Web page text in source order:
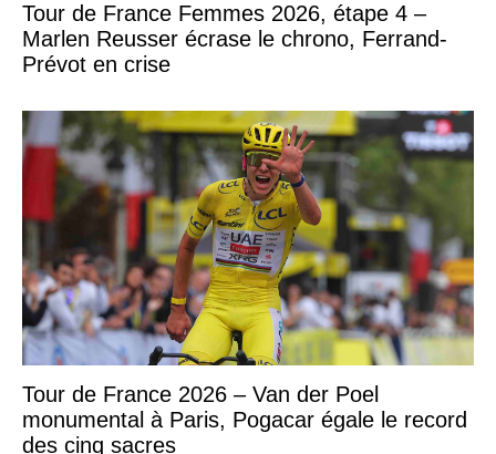
Tour de France Femmes 2026, étape 4 –
Marlen Reusser écrase le chrono, Ferrand-
Prévot en crise
Tour de France 2026 – Van der Poel
monumental à Paris, Pogacar égale le record
des cinq sacres